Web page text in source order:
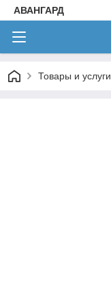
АВАНГАРД
Товары и услуги